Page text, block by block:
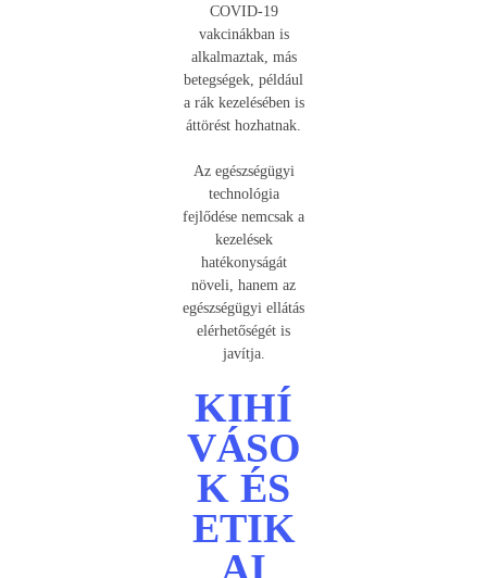
COVID-19
vakcinákban is
alkalmaztak, más
betegségek, például
a rák kezelésében is
áttörést hozhatnak.
Az egészségügyi
technológia
fejlődése nemcsak a
kezelések
hatékonyságát
növeli, hanem az
egészségügyi ellátás
elérhetőségét is
javítja.
KIHÍ
VÁSO
K ÉS
ETIK
AI